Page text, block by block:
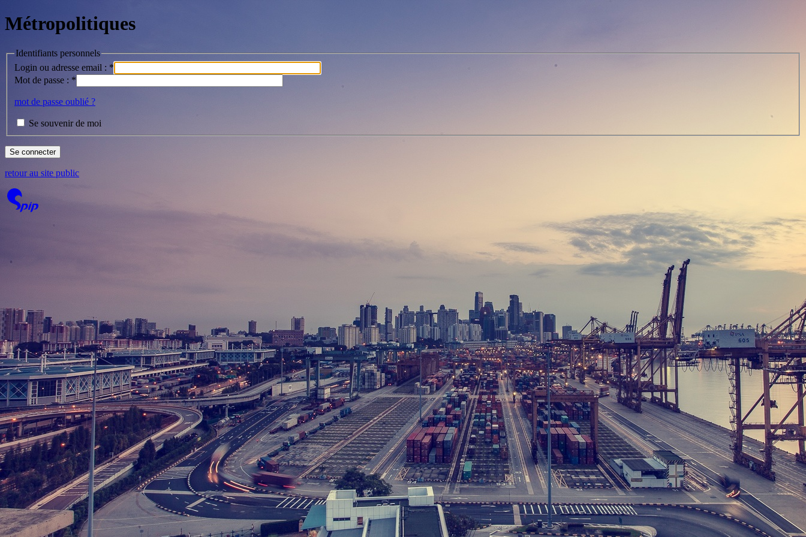
Métropolitiques
Identifiants personnels
Login ou adresse email : *
Mot de passe : *
mot de passe oublié ?
Se souvenir de moi
retour au site public